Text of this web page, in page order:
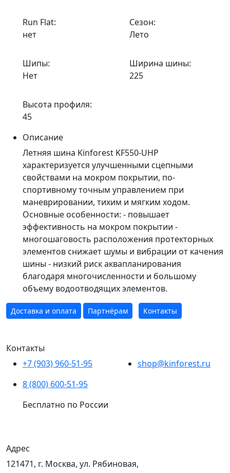
Run Flat:
нет
Сезон:
Лето
Шипы:
Нет
Ширина шины:
225
Высота профиля:
45
Описание
Летняя шина Kinforest KF550-UHP
характеризуется улучшенными сцепными
свойствами на мокром покрытии, по-
спортивному точным управлением при
маневрировании, тихим и мягким ходом.
Основные особенности: - повышает
эффективность на мокром покрытии -
многошаговость расположения протекторных
элементов снижает шумы и вибрации от качения
шины - низкий риск аквапланирования
благодаря многочисленности и большому
объему водоотводящих элементов.
Доставка и оплата Партнёрам Контакты
Контакты
+7 (903) 960-51-95
8 (800) 600-51-95
Бесплатно по России
shop@kinforest.ru
Адрес
121471, г. Москва, ул. Рябиновая,